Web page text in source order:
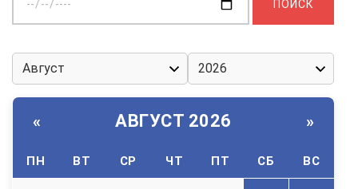
дату:
« АВГУСТ 2026 »
ПН ВТ СР ЧТ ПТ СБ ВС